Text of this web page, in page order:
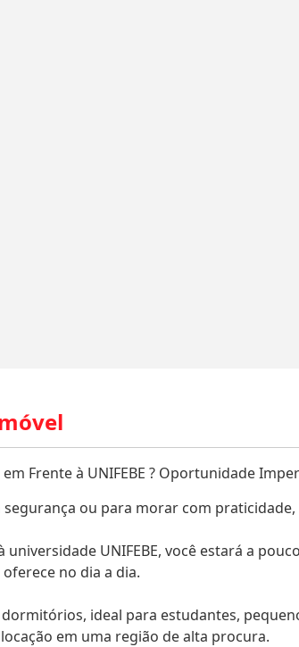
Frente à UNIFEBE ? Oportunidade
ou para morar com
universidade UNIFEBE, você estará a
no dia a dia.
ideal para estudantes,
em uma região de alta procura.